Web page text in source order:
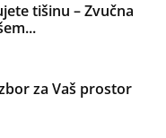
tišinu – Zvučna
za Vaš prostor